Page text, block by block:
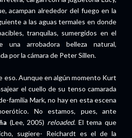
acampan alrededor del fuego en la
a las aguas termales en donde
tranquilas, sumergidos en el
una arrobadora belleza natural,
por la cámara de Peter Sillen.
eso. Aunque en algún momento Kurt
el cuello de su tenso camarada
familia Mark, no hay en esta escena
No estamos, pues, ante
(Lee, 2005) reloaded. El tema que
sugiere- Reichardt es el de la